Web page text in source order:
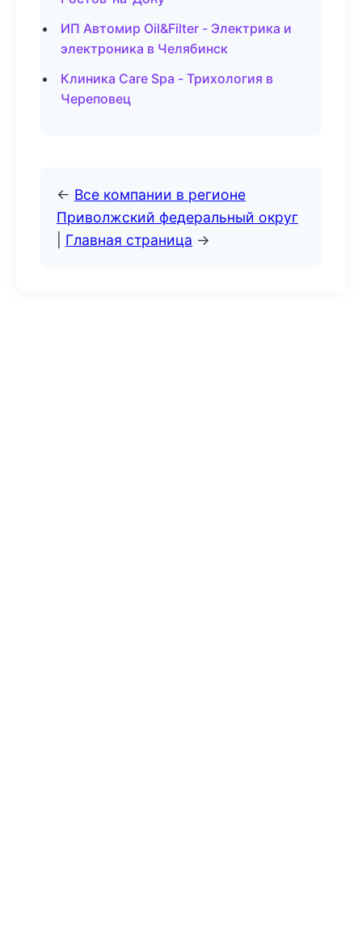
ИП Автомир Oil&Filter - Электрика и
электроника в Челябинск
Клиника Care Spa - Трихология в
Череповец
← Все компании в регионе
Приволжский федеральный округ
Главная страница →